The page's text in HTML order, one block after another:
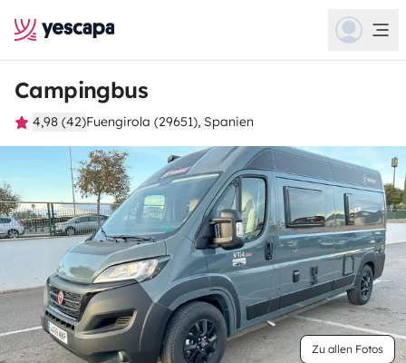
Campingbus
4,98 (42)Fuengirola (29651), Spanien
Zu allen Fotos